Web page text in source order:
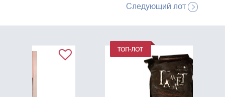
Следующий лот